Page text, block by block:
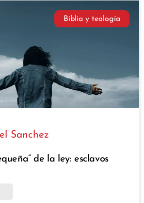
Biblia y teología
Sanchez
de la ley: esclavos